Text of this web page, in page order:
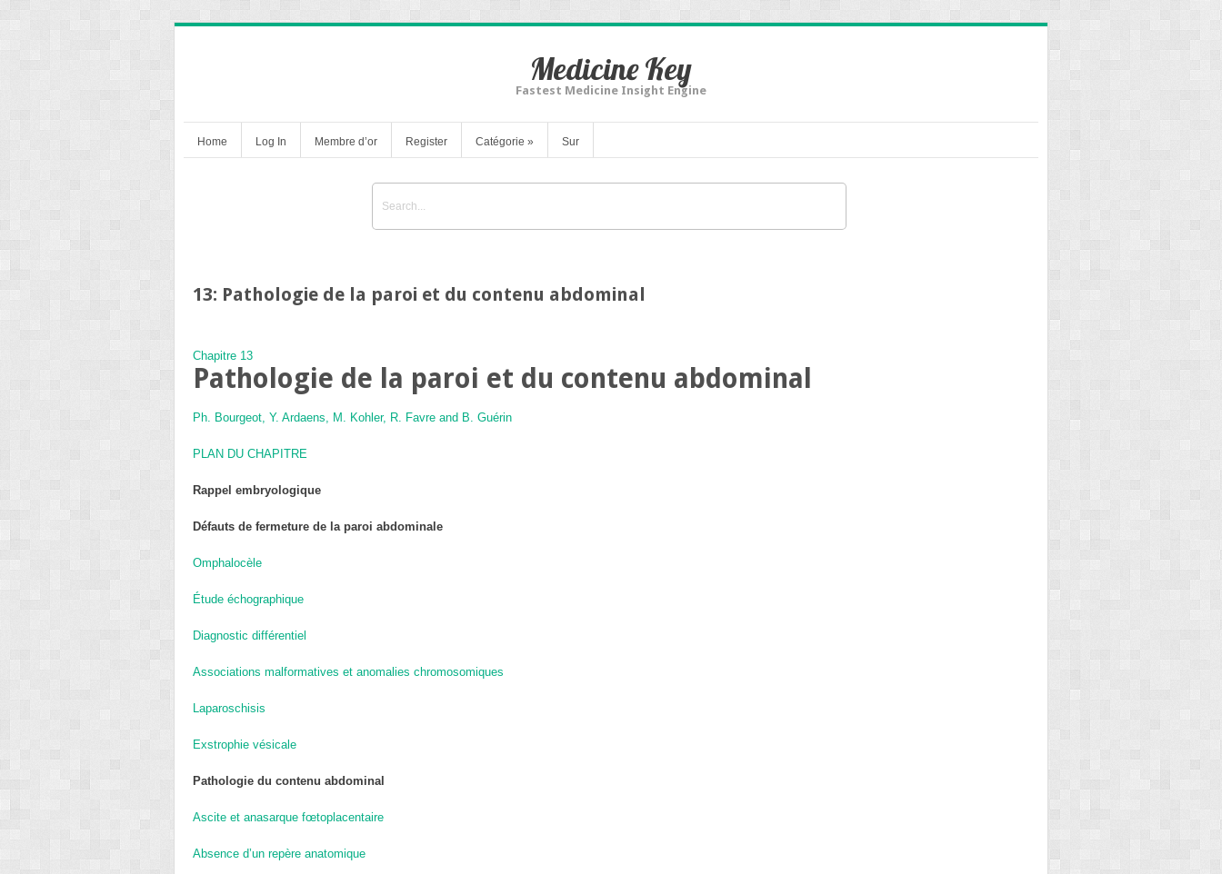
Medicine Key
Fastest Medicine Insight Engine
Home Log In Membre d’or Register Catégorie » Sur
13: Pathologie de la paroi et du contenu abdominal
Chapitre 13
Pathologie de la paroi et du contenu abdominal
Ph. Bourgeot, Y. Ardaens, M. Kohler, R. Favre and B. Guérin
PLAN DU CHAPITRE
Rappel embryologique
Défauts de fermeture de la paroi abdominale
Omphalocèle
Étude échographique
Diagnostic différentiel
Associations malformatives et anomalies chromosomiques
Laparoschisis
Exstrophie vésicale
Pathologie du contenu abdominal
Ascite et anasarque fœtoplacentaire
Absence d’un repère anatomique